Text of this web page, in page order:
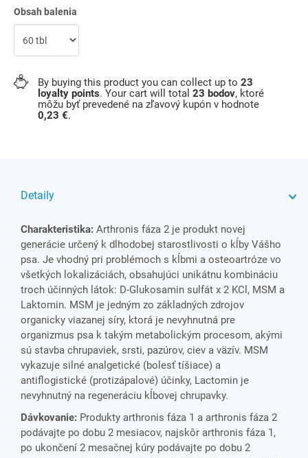
Obsah balenia
By buying this product you can collect up to 23
loyalty points. Your cart will total 23 bodov, ktoré
môžu byť prevedené na zľavový kupón v hodnote
0,23 €.
Detaily
Charakteristika: Arthronis fáza 2 je produkt novej
generácie určený k dlhodobej starostlivosti o kĺby Vášho
psa. Je vhodný pri problémoch s kĺbmi a osteoartróze vo
všetkých lokalizáciách, obsahujúci unikátnu kombináciu
troch účinných látok: D-Glukosamin sulfát x 2 KCl, MSM a
Laktomin. MSM je jedným zo základných zdrojov
organicky viazanej síry, ktorá je nevyhnutná pre
organizmus psa k takým metabolickým procesom, akými
sú stavba chrupaviek, srsti, pazúrov, ciev a väzív. MSM
vykazuje silné analgetické (bolesť tíšiace) a
antiflogistické (protizápalové) účinky, Lactomin je
nevyhnutný na regeneráciu kĺbovej chrupavky.
Dávkovanie: Produkty arthronis fáza 1 a arthronis fáza 2
podávajte po dobu 2 mesiacov, najskôr arthronis fáza 1,
po ukončení 2 mesačnej kúry podávajte po dobu 2